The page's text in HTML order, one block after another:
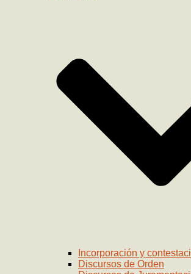
Incorporación y
Discursos de Orden